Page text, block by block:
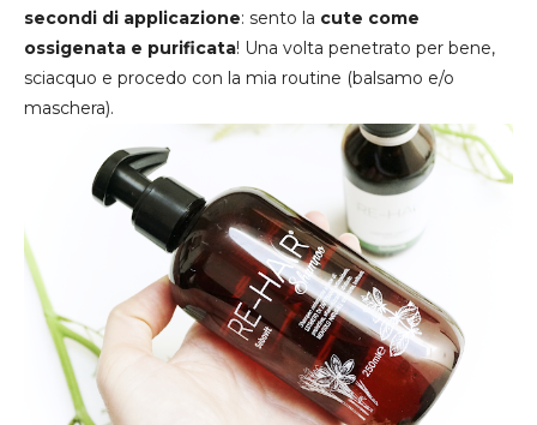
secondi di applicazione: sento la cute come
ossigenata e purificata! Una volta penetrato per bene,
sciacquo e procedo con la mia routine (balsamo e/o
maschera).